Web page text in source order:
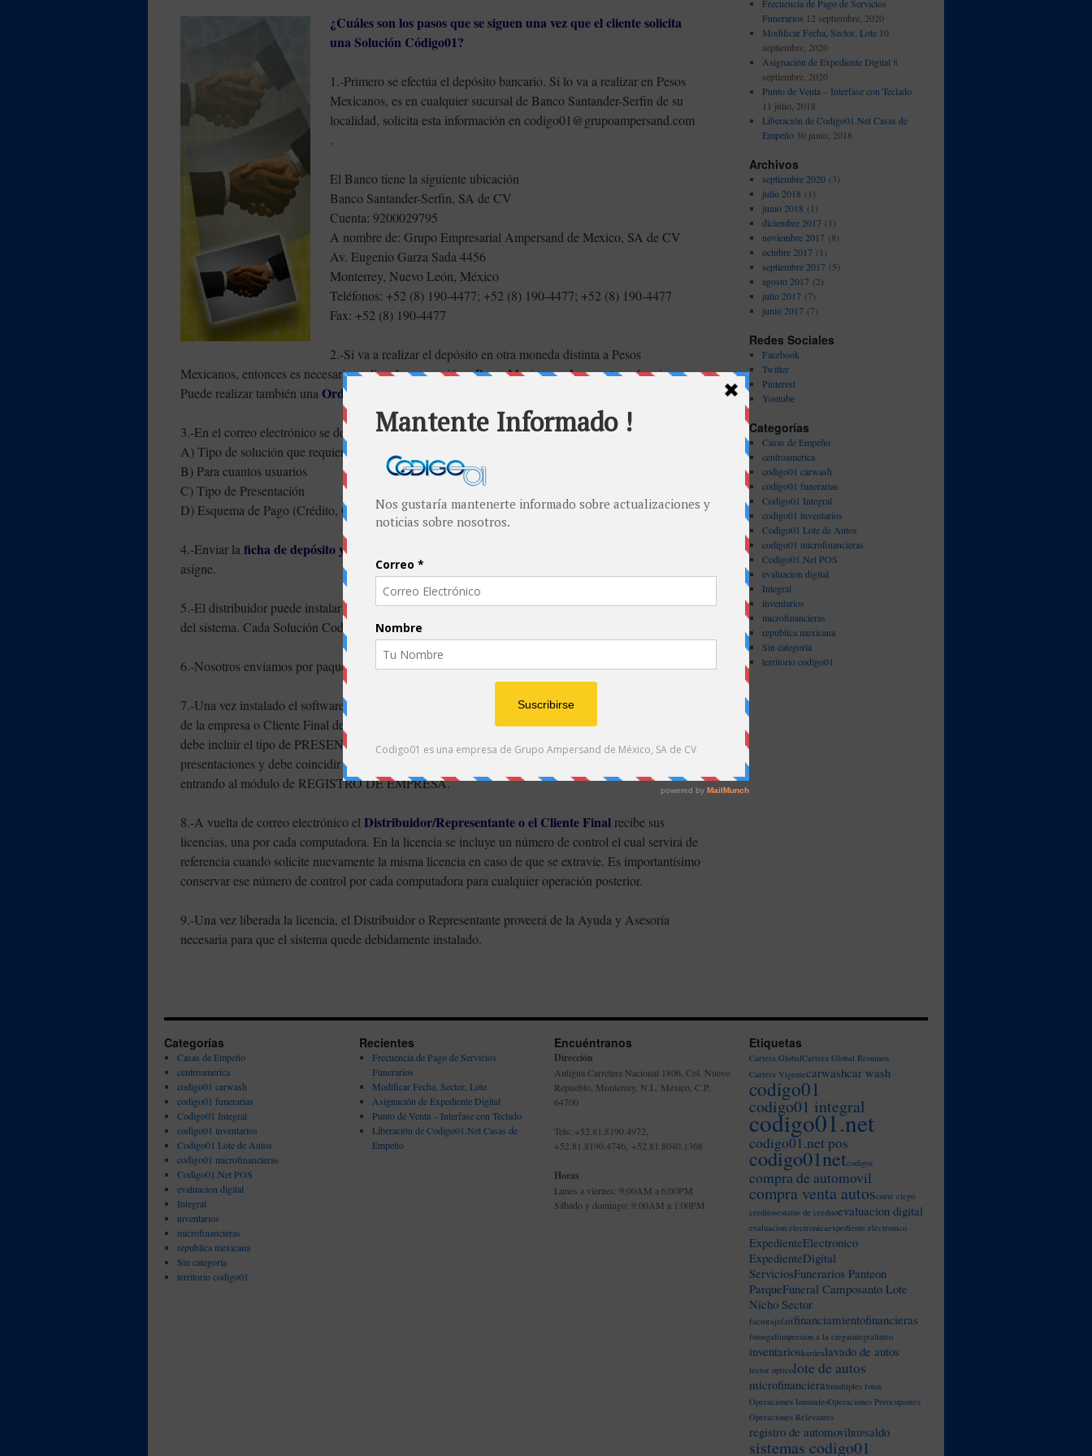
¿Cuáles son los pasos que se siguen una vez que el cliente solicita
una Solución Código01?
1.-Primero se efectúa el depósito bancario. Si lo va a realizar en Pesos
Mexicanos, es en cualquier sucursal de Banco Santander-Serfin de su
localidad, solicita esta información en codigo01@grupoampersand.com
.
El Banco tiene la siguiente ubicación
Banco Santander-Serfin, SA de CV
Cuenta: 9200029795
A nombre de: Grupo Empresarial Ampersand de Mexico, SA de CV
Av. Eugenio Garza Sada 4456
Monterrey, Nuevo León, México
Teléfonos: +52 (8) 190-4477; +52 (8) 190-4477; +52 (8) 190-4477
Fax: +52 (8) 190-4477
2.-Si va a realizar el depósito en otra moneda distinta a Pesos
Mexicanos, entonces es necesario realizar la conversión a Pesos Mexicanos. La cuenta es la misma.
Puede realizar también una Orden de Pago o Transferencia bancaria.
3.-En el correo electrónico se debe anexar toda la información del depósito así como también:
A) Tipo de solución que requiere
B) Para cuantos usuarios
C) Tipo de Presentación
D) Esquema de Pago (Crédito, Compra Definitiva)
4.-Enviar la ficha de depósito y orden de compra
asigne.
5.-El distribuidor puede instalar el disco maestro de Demos para efectos de comenzar la capacitación
del sistema. Cada Solución Codigo01 tiene candado en el número de registros por módulo.
6.-Nosotros enviamos por paquetería el Software para el Cliente o Usuario Final.
7.-Una vez instalado el software en cada computadora, enviar por correo electrónico todos los datos
de la empresa o Cliente Final de cada equipo incluyendo si es crédito o es compra definitiva, también
debe incluir el tipo de PRESENTACION que solicita ya que un mismo sistema tiene varias
presentaciones y debe coincidir con el importe del depósito previamente realizado. Esto se realiza
entrando al módulo de REGISTRO DE EMPRESA.
8.-A vuelta de correo electrónico el Distribuidor/Representante o el Cliente Final recibe sus
licencias, una por cada computadora. En la licencia se incluye un número de control el cual servirá de
referencia cuando solicite nuevamente la misma licencia en caso de que se extravíe. Es importantísimo
conservar ese número de control por cada computadora para cualquier operación posterior.
9.-Una vez liberada la licencia, el Distribuidor o Representante proveerá de la Ayuda y Asesoría
necesaria para que el sistema quede debidamente instalado.
Frecuencia de Pago de Servicios
Funerarios 12 septiembre, 2020
Modificar Fecha, Sector, Lote 10
septiembre, 2020
Asignación de Expediente Digital 8
septiembre, 2020
Punto de Venta – Interfase con Teclado
11 julio, 2018
Liberación de Codigo01.Net Casas de
Empeño 30 junio, 2018
Archivos
septiembre 2020(3)
julio 2018 (1)
junio 2018 (1)
diciembre 2017 (1)
noviembre 2017 (8)
octubre 2017 (1)
septiembre 2017 (5)
agosto 2017 (2)
julio 2017 (7)
junio 2017 (7)
Redes Sociales
Facebook
Twitter
Pinterest
Youtube
Categorías
Casas de Empeño
centroamerica
codigo01 carwash
codigo01 funerarias
Codigo01 Integral
codigo01 inventarios
Codigo01 Lote de Autos
codigo01 microfinancieras
Codigo01.Net POS
evaluacion digital
Integral
inventarios
microfinancieras
republica mexicana
Sin categoría
territorio codigo01
Categorías
Casas de Empeño
centroamerica
codigo01 carwash
codigo01 funerarias
Codigo01 Integral
codigo01 inventarios
Codigo01 Lote de Autos
codigo01 microfinancieras
Codigo01.Net POS
evaluacion digital
Integral
inventarios
microfinancieras
republica mexicana
Sin categoría
territorio codigo01
Recientes
Frecuencia de Pago de Servicios
Funerarios
Modificar Fecha, Sector, Lote
Asignación de Expediente Digital
Punto de Venta – Interfase con Teclado
Liberación de Codigo01.Net Casas de
Empeño
Encuéntranos
Dirección
Antigua Carretera Nacional 1806, Col. Nuevo
Repueblo, Monterrey, N.L. México, C.P.
64700
Tels: +52.81.8190.4972,
+52.81.8190.4746, +52.81.8040.1368
Horas
Lunes a viernes: 9:00AM a 6:00PM
Sábado y domingo: 9:00AM a 1:00PM
Etiquetas
Cartera GlobalCartera Global Resumen
Cartera Vigentecarwashcar wash
codigo01
codigo01 integral
codigo01.net
codigo01.net pos
codigo01netcodigos
compra de automovil
compra venta autoscorte ciego
creditosestatus de creditoevaluacion digital
evaluacion electronicaexpediente electronico
ExpedienteElectronico
ExpedienteDigital
ServiciosFunerarios Panteon
ParqueFuneral Camposanto Lote
Nicho Sector
factorajefatffinanciamientofinancieras
fotosgafiimpresion a la ciegaintegralintro
inventarioskardexlavado de autos
lector opticolote de autos
microfinancierasmultiples fotos
Operaciones InusualesOperaciones Preocupantes
Operaciones Relevantes
registro de automovilRIPsaldo
sistemas codigo01